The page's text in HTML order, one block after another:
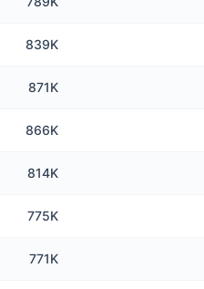
839K
871K
866K
814K
775K
771K